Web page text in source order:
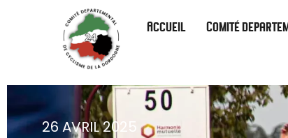
Accueil Comité
26 AVRIL 2025